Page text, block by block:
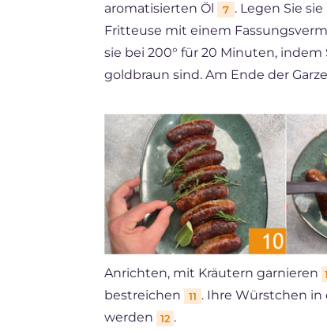
aromatisierten Öl
7 . Legen Sie
Fritteuse mit einem
sie bei 200° für 20 Minuten, indem
goldbraun sind. Am Ende der
Anrichten, mit Kräutern garnieren
bestreichen
11 . Ihre Würstchen
werden
12 .